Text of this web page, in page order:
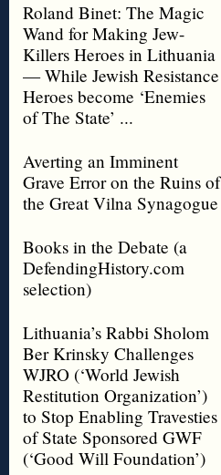
Roland Binet: The Magic
Wand for Making Jew-
Killers Heroes in Lithuania
— While Jewish Resistance
Heroes become ‘Enemies
of The State’ ...
Averting an Imminent
Grave Error on the Ruins of
the Great Vilna Synagogue
Books in the Debate (a
DefendingHistory.com
selection)
Lithuania’s Rabbi Sholom
Ber Krinsky Challenges
WJRO (‘World Jewish
Restitution Organization’)
to Stop Enabling Travesties
of State Sponsored GWF
(‘Good Will Foundation’)